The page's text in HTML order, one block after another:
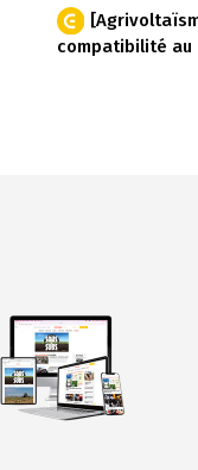
compatibilité au